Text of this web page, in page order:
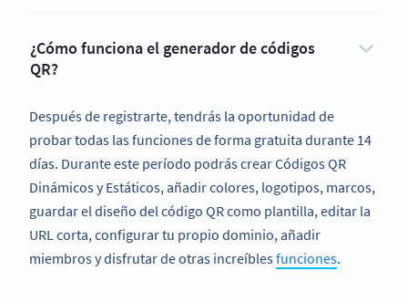
¿Cómo funciona el generador de códigos
QR?
Después de registrarte, tendrás la oportunidad de
probar todas las funciones de forma gratuita durante 14
días. Durante este período podrás crear Códigos QR
Dinámicos y Estáticos, añadir colores, logotipos, marcos,
guardar el diseño del código QR como plantilla, editar la
URL corta, configurar tu propio dominio, añadir
miembros y disfrutar de otras increíblesfunciones.